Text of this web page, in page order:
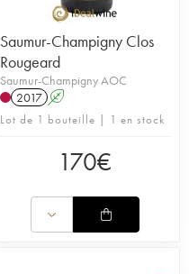
Saumur-Champigny Clos
Rougeard
Saumur-Champigny AOC
2017 A
Lot de 1 bouteille | 1 en stock
170€